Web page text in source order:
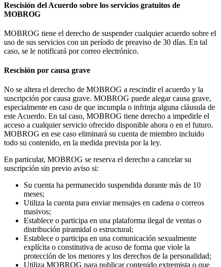
Rescisión del Acuerdo sobre los servicios gratuitos de
MOBROG
MOBROG tiene el derecho de suspender cualquier acuerdo sobre el
uso de sus servicios con un período de preaviso de 30 días. En tal
caso, se le notificará por correo electrónico.
Rescisión por causa grave
No se altera el derecho de MOBROG a rescindir el acuerdo y la
suscripción por causa grave. MOBROG puede alegar causa grave,
especialmente en caso de que incumpla o infrinja alguna cláusula de
este Acuerdo. En tal caso, MOBROG tiene derecho a impedirle el
acceso a cualquier servicio ofrecido disponible ahora o en el futuro.
MOBROG en ese caso eliminará su cuenta de miembro incluido
todo su contenido, en la medida prevista por la ley.
En particular, MOBROG se reserva el derecho a cancelar su
suscripción sin previo aviso si:
Su cuenta ha permanecido suspendida durante más de 10
meses;
Utiliza la cuenta para enviar mensajes en cadena o correos
masivos;
Establece o participa en una plataforma ilegal de ventas o
distribución piramidal o estructural;
Establece o participa en una comunicación sexualmente
explícita o constitutiva de acoso de forma que viole la
protección de los menores y los derechos de la personalidad;
Utiliza MOBROG para publicar contenido extremista o que